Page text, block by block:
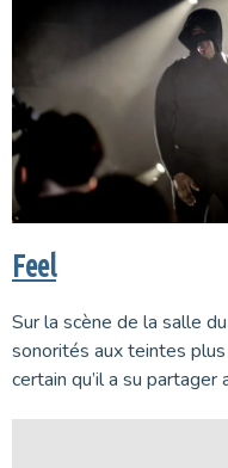
Feel
Sur la scène de la salle
sonorités aux teintes plus
certain qu’il a su